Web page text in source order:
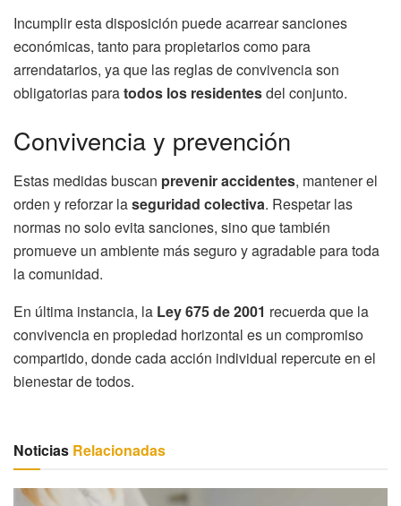
Incumplir esta disposición puede acarrear sanciones
económicas, tanto para propietarios como para
arrendatarios, ya que las reglas de convivencia son
obligatorias paratodos los residentesdel conjunto.
Convivencia y prevención
Estas medidas buscan prevenir accidentes, mantener el
orden y reforzar laseguridad colectiva. Respetar las
normas no solo evita sanciones, sino que también
promueve un ambiente más seguro y agradable para toda
la comunidad.
En última instancia, la Ley 675 de 2001 recuerda que la
convivencia en propiedad horizontal es un compromiso
compartido, donde cada acción individual repercute en el
bienestar de todos.
Noticias Relacionadas